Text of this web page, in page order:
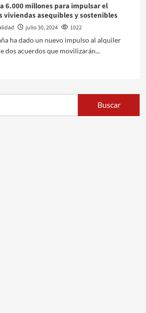
6.000 millones para impulsar el
viviendas asequibles y sostenibles
julio 30, 2024
1022
ha dado un nuevo impulso al alquiler
dos acuerdos que movilizarán...